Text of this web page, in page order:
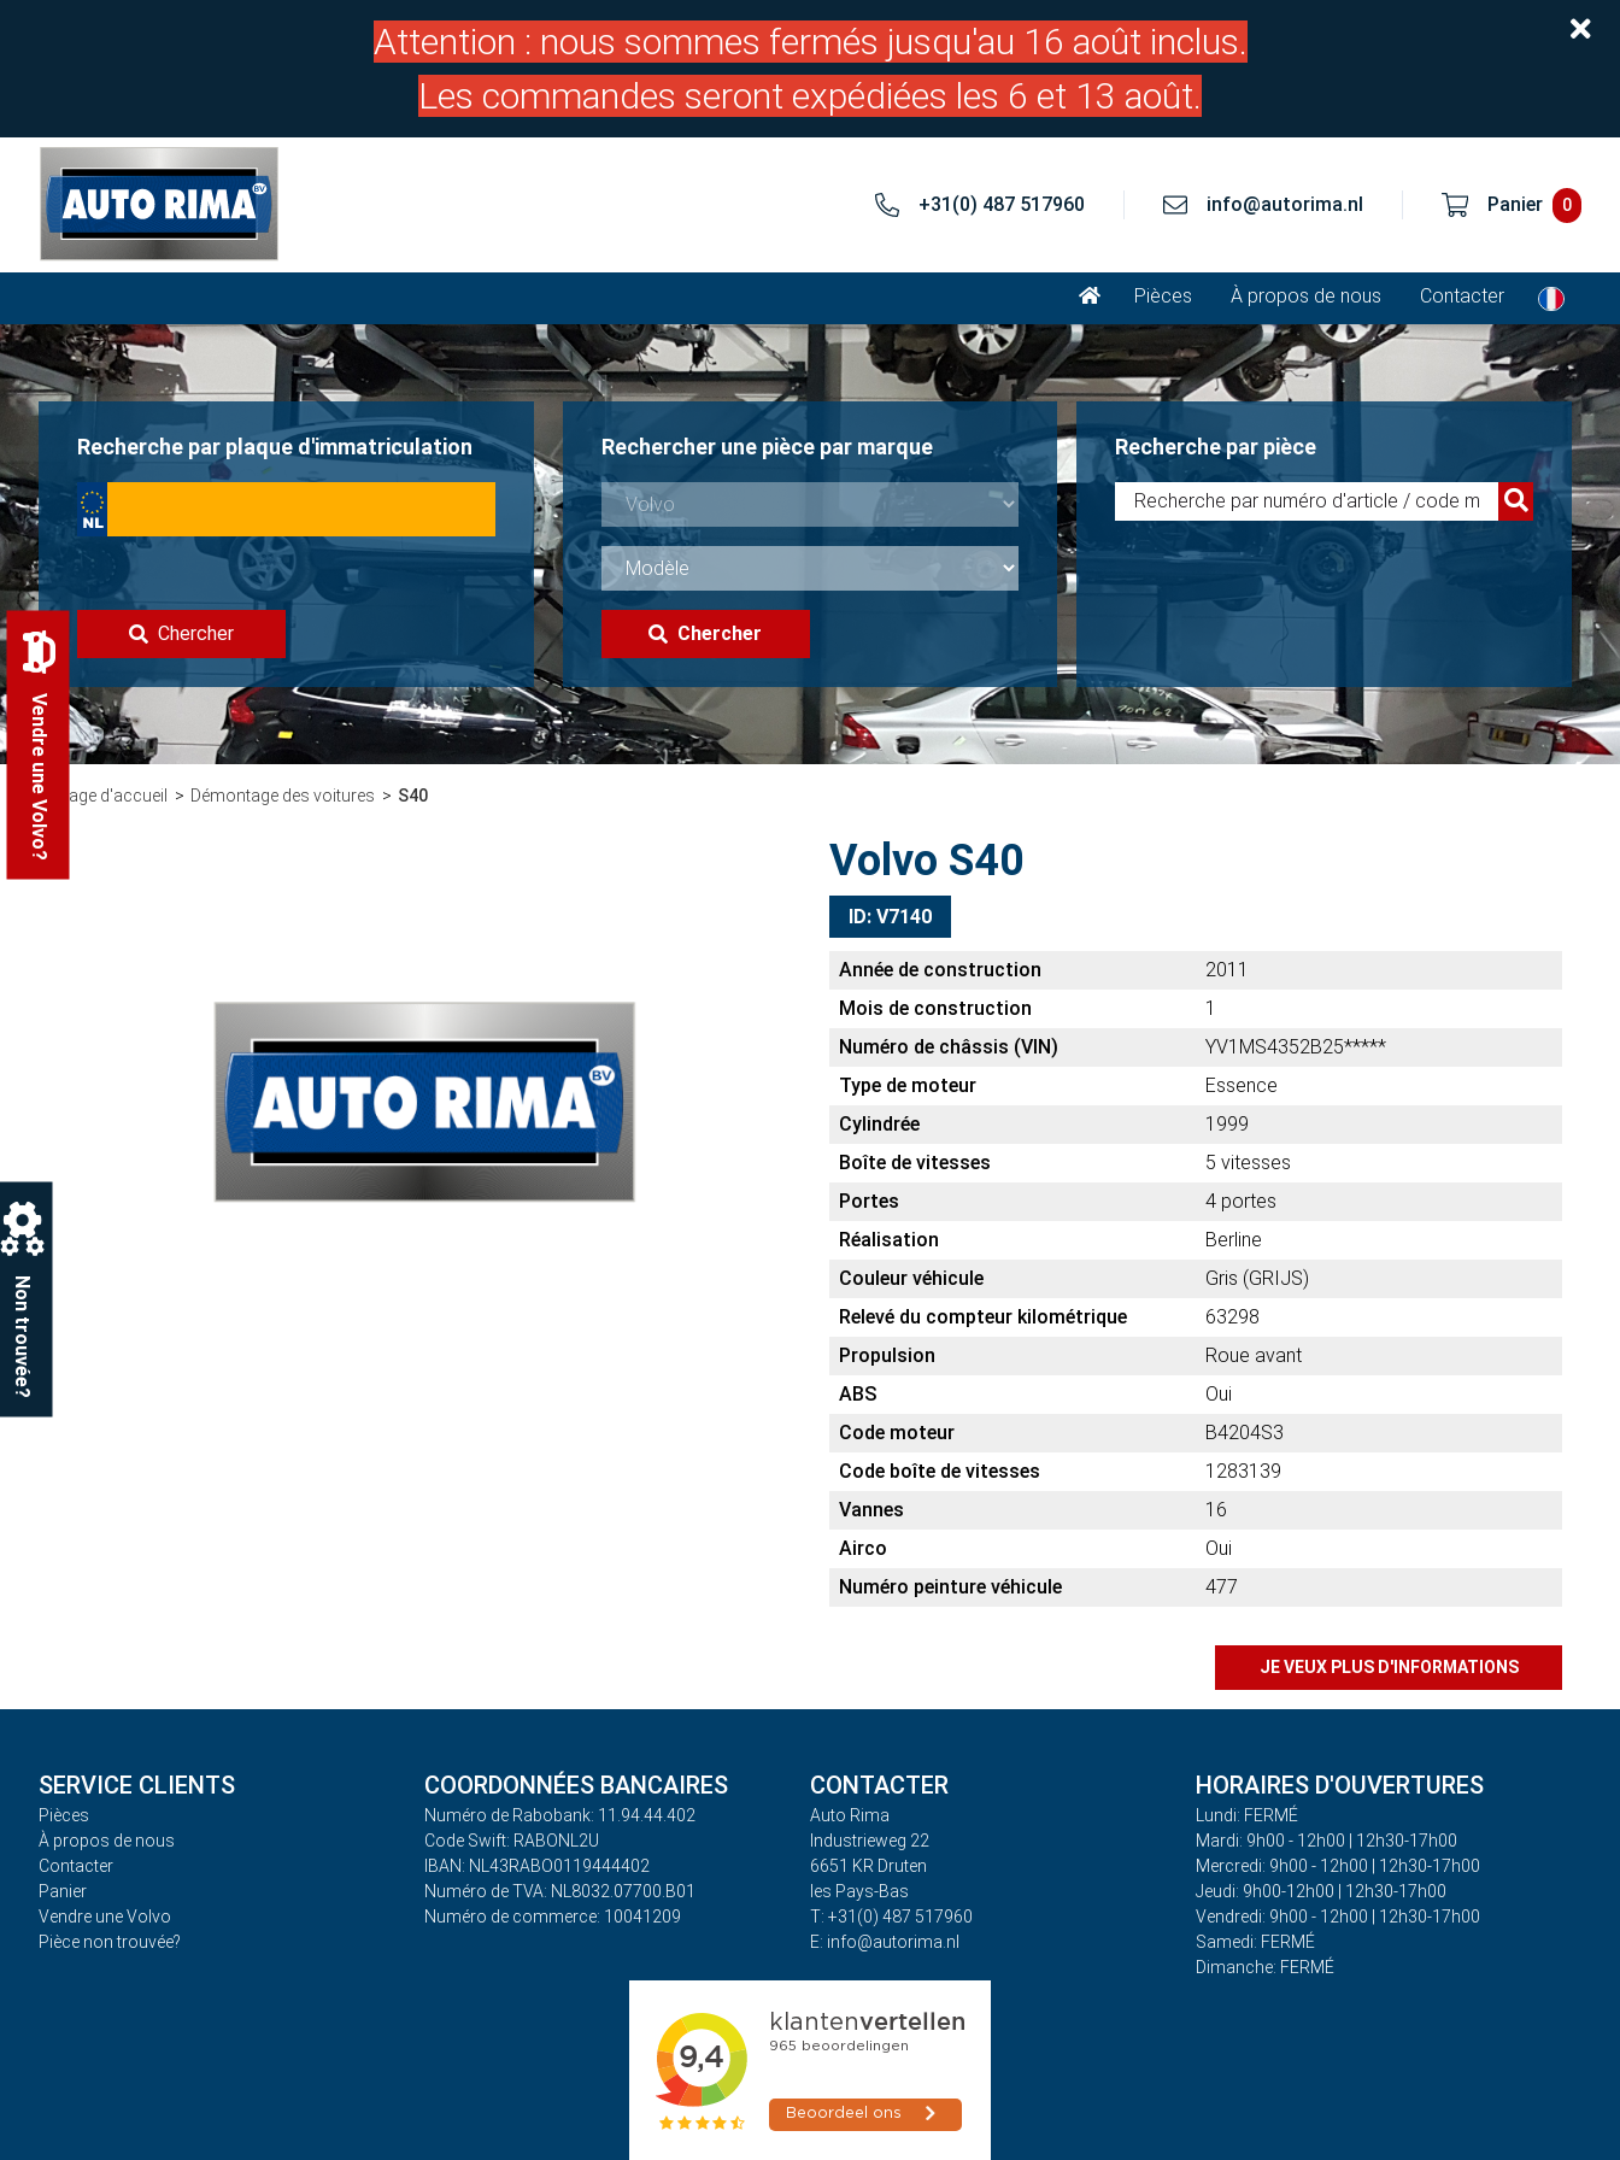
Attention : nous sommes fermés jusqu'au 16 août inclus.
Les commandes seront expédiées les 6 et 13 août.
+31(0) 487 517960 info@autorima.nl Panier 0
Pièces À propos de nous Contacter
Recherche par plaque d'immatriculation
Chercher
Rechercher une pièce par marque
Chercher
Recherche par pièce
Page d'accueil Démontage des voitures S40
Volvo S40
ID: V7140
Année de construction
2011
Mois de construction
1
Numéro de châssis (VIN)
YV1MS4352B25*****
Type de moteur
Essence
Cylindrée
1999
Boîte de vitesses
5 vitesses
Portes
4 portes
Réalisation
Berline
Couleur véhicule
Gris (GRIJS)
Relevé du compteur kilométrique
63298
Propulsion
Roue avant
ABS
Oui
Code moteur
B4204S3
Code boîte de vitesses
1283139
Vannes
16
Airco
Oui
Numéro peinture véhicule
477
JE VEUX PLUS D'INFORMATIONS
SERVICE CLIENTS
Pièces
À propos de nous
Contacter
Panier
Vendre une Volvo
Pièce non trouvée?
COORDONNÉES BANCAIRES
Numéro de Rabobank: 11.94.44.402
Code Swift: RABONL2U
IBAN: NL43RABO0119444402
Numéro de TVA: NL8032.07700.B01
Numéro de commerce: 10041209
CONTACTER
Auto Rima
Industrieweg 22
6651 KR Druten
les Pays-Bas
T: +31(0) 487 517960
E: info@autorima.nl
HORAIRES D'OUVERTURES
Lundi: FERMÉ
Mardi: 9h00 - 12h00 | 12h30-17h00
Mercredi: 9h00 - 12h00 | 12h30-17h00
Jeudi: 9h00-12h00 | 12h30-17h00
Vendredi: 9h00 - 12h00 | 12h30-17h00
Samedi: FERMÉ
Dimanche: FERMÉ
Vendre une Volvo?
Non trouvée?